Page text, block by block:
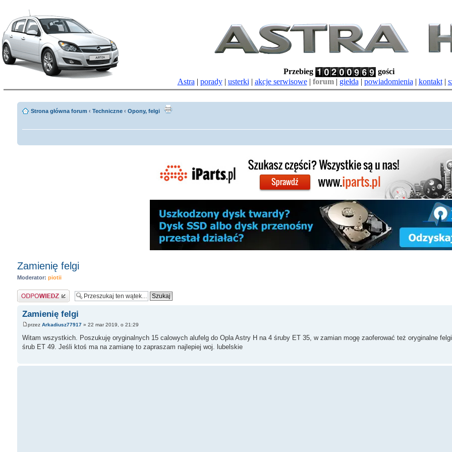
Przebieg
gości
Astra | porady| usterki | akcje serwisowe| forum| giełda | powiadomienia | kontakt|
Strona główna forum ‹ Techniczne ‹ Opony, felgi
Zamienię felgi
Moderator: piotii
Odpowiedz
Zamienię felgi
przez Arkadiusz77917» 22 mar 2019, o 21:29
Witam wszystkich. Poszukuję oryginalnych 15 calowych alufelg do Opla Astry H na 4 śruby ET 35, w zamian mogę zaoferować też oryginalne
śrub ET 49. Jeśli ktoś ma na zamianę to zapraszam najlepiej woj. lubelskie